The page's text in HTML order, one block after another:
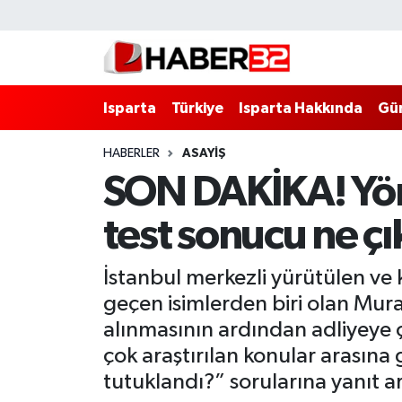
Isparta Türkiye Isparta Hakkında
HABERLER ASAYİŞ
SON DAKİKA!
test sonucu ne
İstanbul merkezli yürütülen ve
geçen isimlerden biri olan
alınmasının ardından
çok araştırılan konular
tutuklandı?” sorularına yanıt
Isparta Hakkında
Esnaf Diyor ki;
BİLİM VE TEKNOLOJİ
Isparta Nöbetçi Eczaneler
Isparta Hava Durumu
Isparta Trafik Yoğunluk Haritası
Süper Lig Puan Durumu ve Fikstür
Tüm Manşetler
Son Dakika Haberleri